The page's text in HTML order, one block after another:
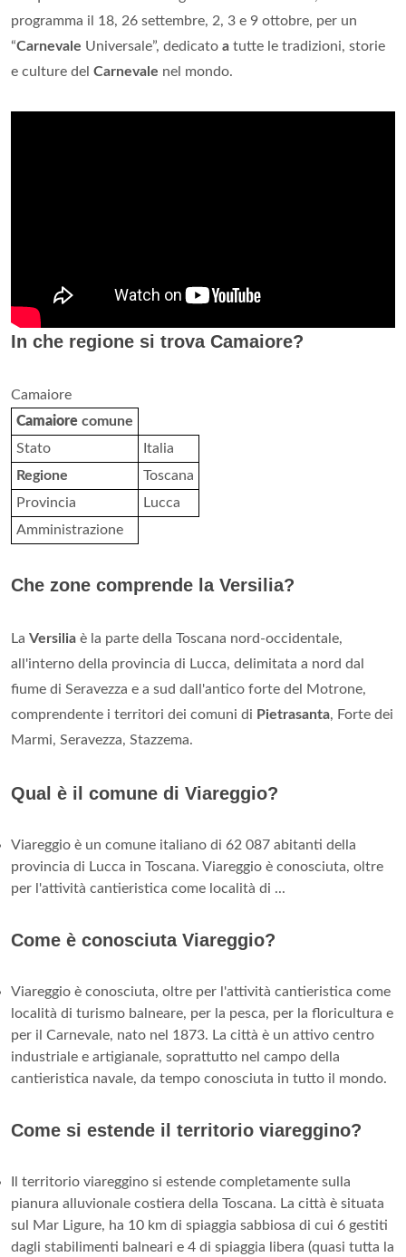
programma il 18, 26 settembre, 2, 3 e 9 ottobre, per un
“Carnevale Universale”, dedicato a tutte le tradizioni, storie
e culture del Carnevale nel mondo.
In che regione si trova Camaiore?
Camaiore
Camaiore comune
Stato
Italia
Regione
Toscana
Provincia
Lucca
Amministrazione
Che zone comprende la Versilia?
La Versilia è la parte della Toscana nord-occidentale,
all'interno della provincia di Lucca, delimitata a nord dal
fiume di Seravezza e a sud dall'antico forte del Motrone,
comprendente i territori dei comuni di Pietrasanta, Forte dei
Marmi, Seravezza, Stazzema.
Qual è il comune di Viareggio?
Viareggio è un comune italiano di 62 087 abitanti della
provincia di Lucca in Toscana. Viareggio è conosciuta, oltre
per l'attività cantieristica come località di ...
Come è conosciuta Viareggio?
Viareggio è conosciuta, oltre per l'attività cantieristica come
località di turismo balneare, per la pesca, per la floricultura e
per il Carnevale, nato nel 1873. La città è un attivo centro
industriale e artigianale, soprattutto nel campo della
cantieristica navale, da tempo conosciuta in tutto il mondo.
Come si estende il territorio viareggino?
Il territorio viareggino si estende completamente sulla
pianura alluvionale costiera della Toscana. La città è situata
sul Mar Ligure, ha 10 km di spiaggia sabbiosa di cui 6 gestiti
dagli stabilimenti balneari e 4 di spiaggia libera (quasi tutta la